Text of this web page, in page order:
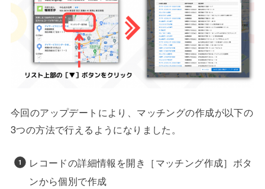
今回のアップデートにより、マッチングの作成が以下の
3つの方法で行えるようになりました。
レコードの詳細情報を開き［マッチング作成］ボタ
ンから個別で作成